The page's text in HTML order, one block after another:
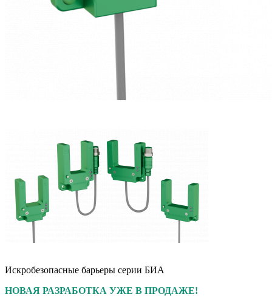
Искробезопасные барьеры серии БИА
НОВАЯ РАЗРАБОТКА УЖЕ В ПРОДАЖЕ!